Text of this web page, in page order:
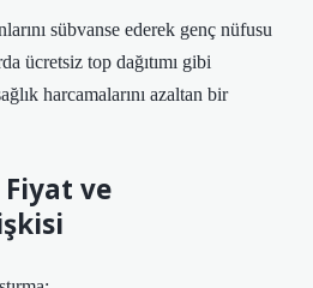
sübvanse ederek genç nüfusu
ücretsiz top dağıtımı gibi
harcamalarını azaltan bir
ve